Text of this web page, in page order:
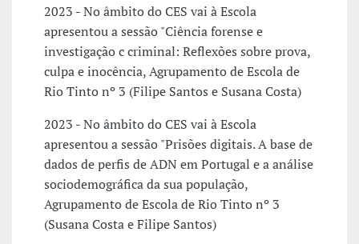
2023 - No âmbito do CES vai à Escola
apresentou a sessão "Ciência forense e
investigação c criminal: Reflexões sobre prova,
culpa e inocência, Agrupamento de Escola de
Rio Tinto nº 3 (Filipe Santos e Susana Costa)
2023 - No âmbito do CES vai à Escola
apresentou a sessão "Prisões digitais. A base de
dados de perfis de ADN em Portugal e a análise
sociodemográfica da sua população,
Agrupamento de Escola de Rio Tinto nº 3
(Susana Costa e Filipe Santos)